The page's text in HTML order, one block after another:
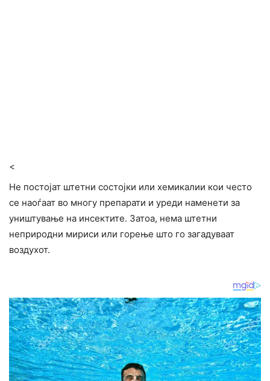
<
Не постојат штетни состојки или хемикалии кои често
се наоѓаат во многу препарати и уреди наменети за
yништување на инсектите. Затоа, нема штетни
неприродни мириси или горење што го загадуваат
воздухот.